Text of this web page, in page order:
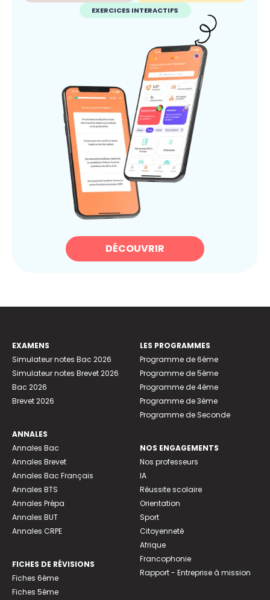
EXERCICES INTERACTIFS
DÉCOUVRIR
EXAMENS
Simulateur notes Bac 2026
Simulateur notes Brevet 2026
Bac 2026
Brevet 2026
ANNALES
Annales Bac
Annales Brevet
Annales Bac Français
Annales BTS
Annales Prépa
Annales BUT
Annales CRPE
FICHES DE RÉVISIONS
Fiches 6ème
Fiches 5ème
LES PROGRAMMES
Programme de 6ème
Programme de 5ème
Programme de 4ème
Programme de 3ème
Programme de Seconde
NOS ENGAGEMENTS
Nos professeurs
IA
Réussite scolaire
Orientation
Sport
Citoyenneté
Afrique
Francophonie
Rapport - Entreprise à mission